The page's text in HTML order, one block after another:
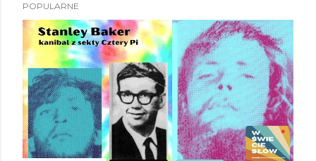
r
z
e
ś
l
i
j
k
POPULARNE